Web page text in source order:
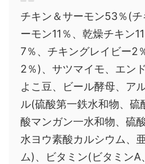
チキン＆サーモン53％(
ーモン11％、乾燥チキン
7％、チキングレイビー2
2％)、サツマイモ、エン
よこ豆、ビール酵母、ア
ル(硫酸第一鉄水和物、硫
酸マンガン一水和物、硫
水ヨウ素酸カルシウム、
ム)、ビタミン(ビタミンA